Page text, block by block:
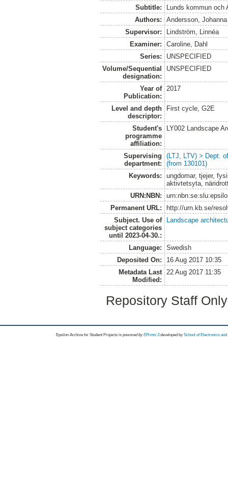
Subtitle:
Lunds kommun
Authors:
Andersson, Johanna
Supervisor:
Lindström, Linnéa
Examiner:
Caroline, Dahl
Series:
UNSPECIFIED
Volume/Sequential
designation:
UNSPECIFIED
Year of
Publication:
2017
Level and depth
descriptor:
First cycle, G2E
Student's
programme
affiliation:
LY002 Landscape
Supervising
department:
(LTJ, LTV) > Dept.
(from 130101)
Keywords:
ungdomar, tjejer,
aktivtetsyta,
URN:NBN:
Permanent URL:
http://urn.kb.se/
Subject. Use of
subject categories
until 2023-04-30.:
Landscape
Language:
Swedish
Deposited On:
16 Aug 2017 10:35
Metadata Last
Modified:
22 Aug 2017 11:35
Repository Staff
Epsilon Archive for Student Projects is powored byEPrints 3 developed by School of Electronics